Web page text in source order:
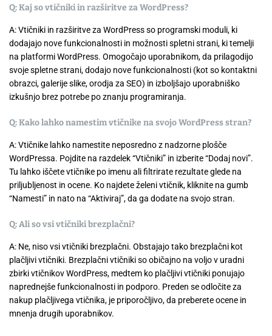
Q: Kaj so vtičniki in razširitve za WordPress?
A: Vtičniki in razširitve za WordPress so programski moduli, ki
dodajajo nove funkcionalnosti in možnosti spletni strani, ki temelji
na platformi WordPress. Omogočajo uporabnikom, da prilagodijo
svoje spletne strani, dodajo nove funkcionalnosti (kot so kontaktni
obrazci, galerije slike, orodja za SEO) in izboljšajo uporabniško
izkušnjo brez potrebe po znanju programiranja.
Q: Kako lahko namestim vtičnike na svojo WordPress stran?
A: Vtičnike lahko namestite neposredno z nadzorne plošče
WordPressa. Pojdite na razdelek “Vtičniki” in izberite “Dodaj novi”.
Tu lahko iščete vtičnike po imenu ali filtrirate rezultate glede na
priljubljenost in ocene. Ko najdete želeni vtičnik, kliknite na gumb
“Namesti” in nato na “Aktiviraj”, da ga dodate na svojo stran.
Q: Ali so vsi vtičniki brezplačni?
A: Ne, niso vsi vtičniki brezplačni. Obstajajo tako brezplačni kot
plačljivi vtičniki. Brezplačni vtičniki so običajno na voljo v uradni
zbirki vtičnikov WordPress, medtem ko plačljivi vtičniki ponujajo
naprednejše funkcionalnosti in podporo. Preden se odločite za
nakup plačljivega vtičnika, je priporočljivo, da preberete ocene in
mnenja drugih uporabnikov.